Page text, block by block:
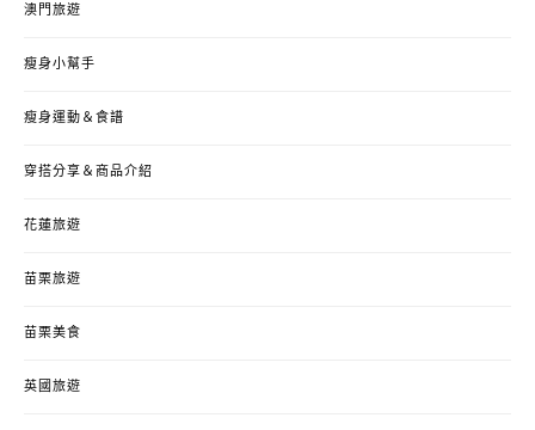
澳門旅遊
瘦身小幫手
瘦身運動＆食譜
穿搭分享＆商品介紹
花蓮旅遊
苗栗旅遊
苗栗美食
英國旅遊